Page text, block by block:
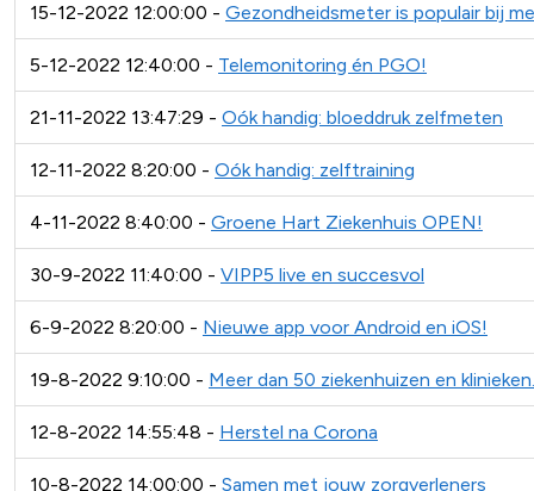
15-12-2022 12:00:00 - Gezondheidsmeter is populair bij
5-12-2022 12:40:00 - Telemonitoring én PGO!
21-11-2022 13:47:29 - Oók handig: bloeddruk zelfmeten
12-11-2022 8:20:00 - Oók handig: zelftraining
4-11-2022 8:40:00 - Groene Hart Ziekenhuis OPEN!
30-9-2022 11:40:00 - VIPP5 live en succesvol
6-9-2022 8:20:00 - Nieuwe app voor Android en iOS!
19-8-2022 9:10:00 - Meer dan 50 ziekenhuizen en klinieken.
12-8-2022 14:55:48 - Herstel na Corona
10-8-2022 14:00:00 - Samen met jouw zorgverleners